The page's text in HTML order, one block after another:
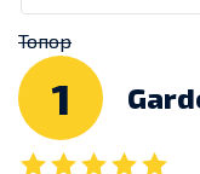
Топор
1